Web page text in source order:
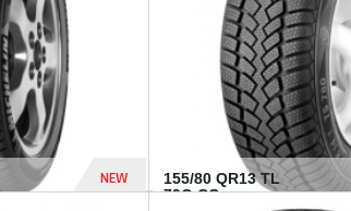
NEW
155/80 QR13 TL
79Q CO...